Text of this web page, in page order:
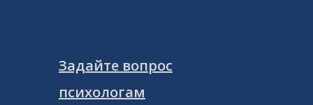
Задайте вопрос
психологам